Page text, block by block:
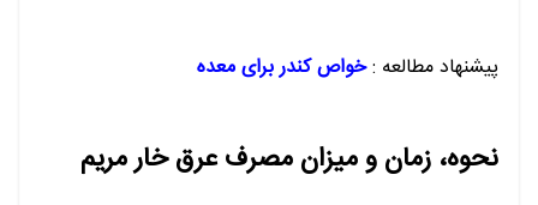
پیشنهاد مطالعه :خواص کندر برای معده
نحوه، زمان و میزان مصرف عرق خار مریم